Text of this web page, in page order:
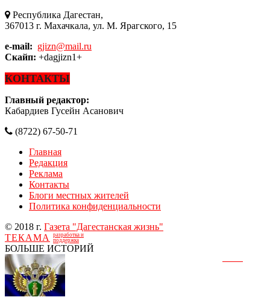
Республика Дагестан,
367013 г. Махачкала, ул. М. Ярагского, 15
e-mail: gjizn@mail.ru
Скайп: +dagjizn1+
КОНТАКТЫ
Главный редактор:
Кабардиев Гусейн Асанович
(8722) 67-50-71
Главная
Редакция
Реклама
Контакты
Блоги местных жителей
Политика конфиденциальности
© 2018 г. Газета "Дагестанская жизнь"
ТЕКАМА
разработка и
поддержка
БОЛЬШЕ ИСТОРИЙ